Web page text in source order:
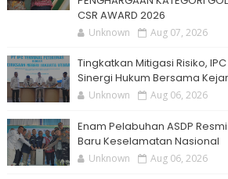
CSR AWARD 2026
Unknown Aug 07, 2026
Tingkatkan Mitigasi Risiko,
Sinergi Hukum Bersama
Unknown Aug 06, 2026
Enam Pelabuhan ASDP
Baru Keselamatan Nasional
Unknown Aug 06, 2026